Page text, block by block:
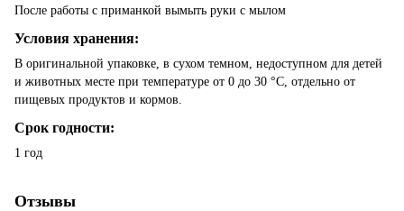
После работы с приманкой вымыть руки с мылом
Условия хранения:
В оригинальной упаковке, в сухом темном, недоступном для детей
и животных месте при температуре от 0 до 30 °С, отдельно от
пищевых продуктов и кормов.
Срок годности:
1 год
Отзывы